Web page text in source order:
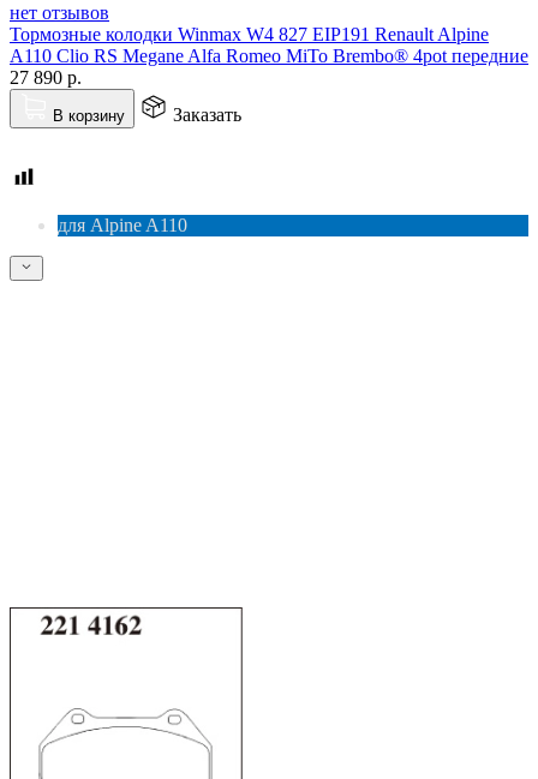
нет отзывов
Тормозные колодки Winmax W4 827 EIP191 Renault Alpine
A110 Clio RS Megane Alfa Romeo MiTo Brembo® 4pot передние
27 890 р.
В корзину Заказать
для Alpine A110